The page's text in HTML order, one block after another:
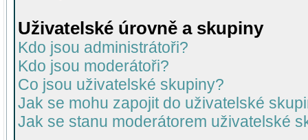
Uživatelské úrovně a skupiny
Kdo jsou administrátoři?
Kdo jsou moderátoři?
Co jsou uživatelské skupiny?
Jak se mohu zapojit do uživatelské
Jak se stanu moderátorem uživatelské